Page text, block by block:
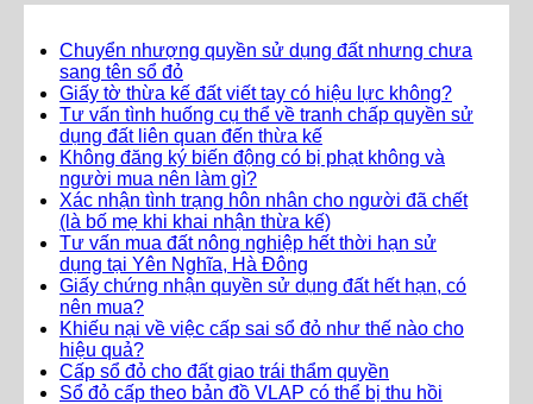
Chuyển nhượng quyền sử dụng đất nhưng chưa
sang tên sổ đỏ
Giấy tờ thừa kế đất viết tay có hiệu lực không?
Tư vấn tình huống cụ thể về tranh chấp quyền sử
dụng đất liên quan đến thừa kế
Không đăng ký biến động có bị phạt không và
người mua nên làm gì?
Xác nhận tình trạng hôn nhân cho người đã chết
(là bố mẹ khi khai nhận thừa kế)
Tư vấn mua đất nông nghiệp hết thời hạn sử
dụng tại Yên Nghĩa, Hà Đông
Giấy chứng nhận quyền sử dụng đất hết hạn, có
nên mua?
Khiếu nại về việc cấp sai sổ đỏ như thế nào cho
hiệu quả?
Cấp sổ đỏ cho đất giao trái thẩm quyền
Sổ đỏ cấp theo bản đồ VLAP có thể bị thu hồi